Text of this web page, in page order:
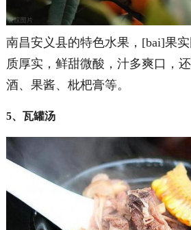
南昌安义县的特色水果，[bai]果
质厚实，鲜甜微酸，汁多爽口，
酒、果酱、枇杷膏等。
5、瓦罐汤